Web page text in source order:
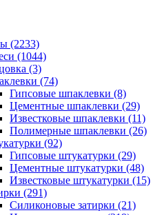
(2233)
(1044)
(3)
(74)
Гипсовые шпаклевки (8)
Цементные шпаклевки (29)
Известковые шпаклевки (11)
Полимерные шпаклевки (26)
(92)
Гипсовые штукатурки (29)
Цементные штукатурки (48)
Известковые штукатурки (15)
(291)
Силиконовые затирки (21)